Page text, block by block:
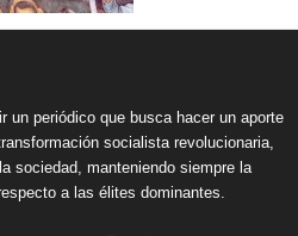
un periódico que busca hacer un aporte
socialista revolucionaria,
sociedad, manteniendo siempre la
a las élites dominantes.